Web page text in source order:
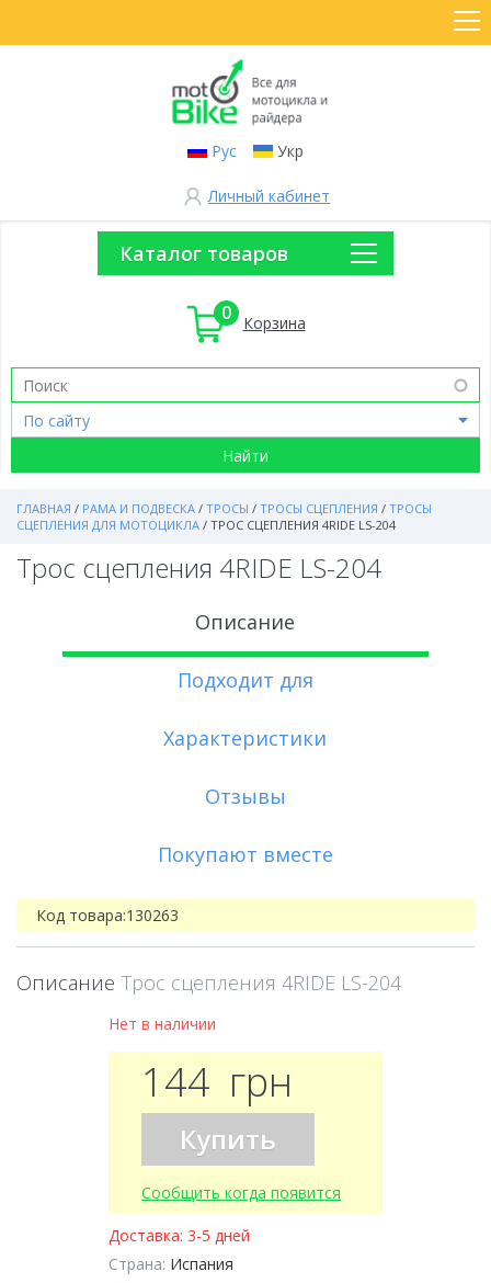
Рус Укр
Личный кабинет
Каталог товаров
0 Корзина
ГЛАВНАЯ / РАМА И ПОДВЕСКА / ТРОСЫ / ТРОСЫ СЦЕПЛЕНИЯ / ТРОСЫ
СЦЕПЛЕНИЯ ДЛЯ МОТОЦИКЛА / ТРОС СЦЕПЛЕНИЯ 4RIDE LS-204
Трос сцепления 4RIDE LS-204
Описание
Подходит для
Характеристики
Отзывы
Покупают вместе
Код товара:130263
Описание Трос сцепления 4RIDE LS-204
Нет в наличии
144 грн
Купить
Сообщить когда появится
Доставка: 3-5 дней
Страна: Испания